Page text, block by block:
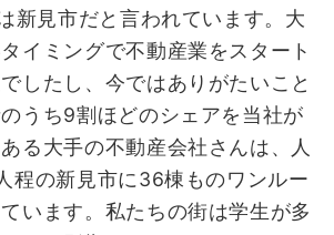
新見市だと言われています。大
イミングで不動産業をスタート
したし、今ではありがたいこと
うち9割ほどのシェアを当社が
ある大手の不動産会社さんは、人
程の新見市に36棟ものワンルー
います。私たちの街は学生が多